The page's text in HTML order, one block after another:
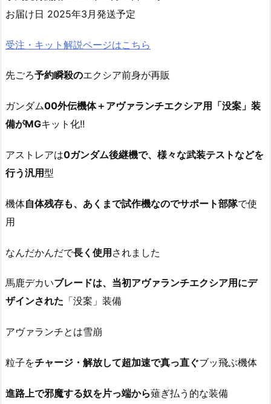
お届け日 2025年3月発送予定
受注・キット解説ページはこちら
先ごろ予約瞬殺のエクシア前身が再販
ガンダム00外伝機体＋アヴァランチエクシア用「没案」装
備がMGキット化!!
アストレアは0ガンダム後継機で、様々な武装テストなどを
行う汎用型
機体自体残存も、あくまで試作機なのでサポート部隊で使
用
なんだかんだで長く使用されました
馬鹿デカいブレードは、当初アヴァランチエクシア用にデ
ザインされた 「没案」装備
アヴァランチとは雪崩
粒子をチャージ・解放して超加速で真っ直ぐブッ飛ぶ機体
進路上で邪魔する奴を片っ端から薙ぎ払う的な装備